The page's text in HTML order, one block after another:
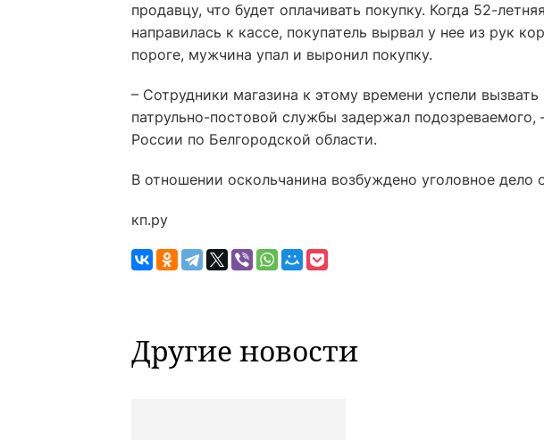
продавцу, что будет оплачивать покупку. Когда 52-
направилась к кассе, покупатель вырвал у нее из рук
пороге, мужчина упал и выронил покупку.
– Сотрудники магазина к этому времени успели
патрульно-постовой службы задержал
России по Белгородской области.
В отношении оскольчанина возбуждено уголовное дело
кп.ру
Другие новости